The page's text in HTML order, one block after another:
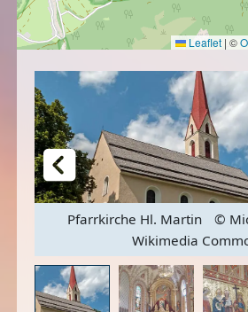
Leaflet | ©
Pfarrkirche Hl. Martin
©
Wikimedia